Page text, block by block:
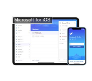
Microsoft for iOS